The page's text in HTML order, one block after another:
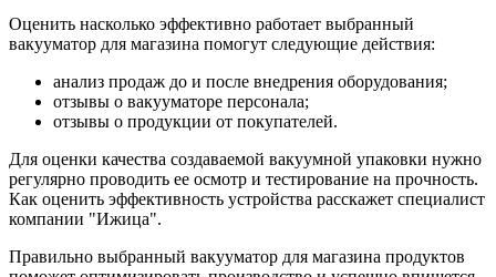
Оценить насколько эффективно работает выбранный
вакууматор для магазина помогут следующие действия:
анализ продаж до и после внедрения оборудования;
отзывы о вакууматоре персонала;
отзывы о продукции от покупателей.
Для оценки качества создаваемой вакуумной упаковки нужно
регулярно проводить ее осмотр и тестирование на прочность.
Как оценить эффективность устройства расскажет специалист
компании "Ижица".
Правильно выбранный вакууматор для магазина продуктов